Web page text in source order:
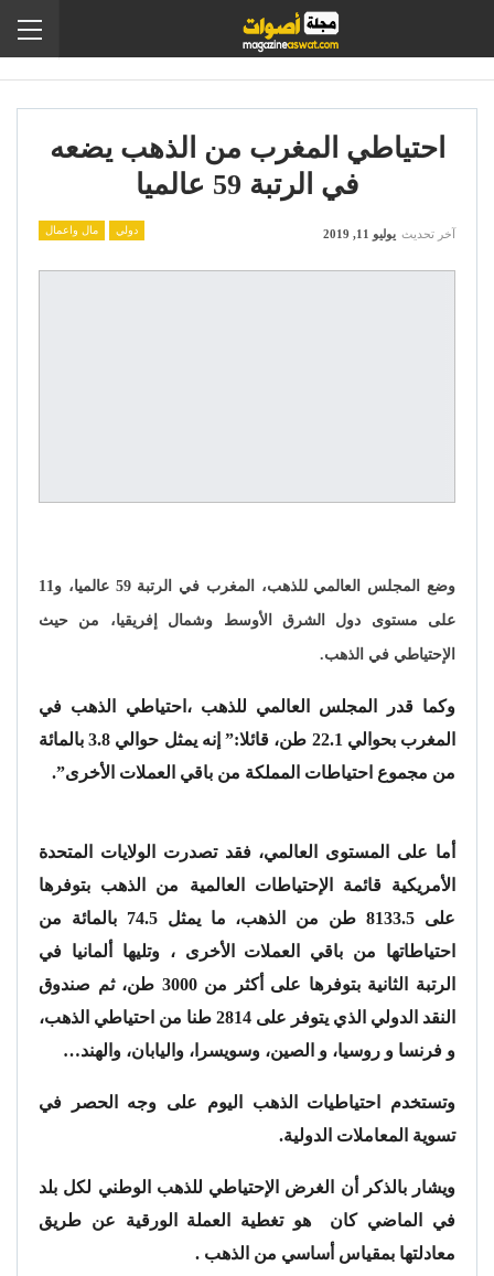
احتياطي المغرب من الذهب يضعه
في الرتبة 59 عالميا
دولي مال واعمال آخر تحديث يوليو 11, 2019
وضع المجلس العالمي للذهب، المغرب في الرتبة 59 عالميا، و11
على مستوى دول الشرق الأوسط وشمال إفريقيا، من حيث
الإحتياطي في الذهب.
وكما قدر المجلس العالمي للذهب ،احتياطي الذهب في
المغرب بحوالي 22.1 طن، قائلا:” إنه يمثل حوالي 3.8 بالمائة
من مجموع احتياطات المملكة من باقي العملات الأخرى”.
أما على المستوى العالمي، فقد تصدرت الولايات المتحدة
الأمريكية قائمة الإحتياطات العالمية من الذهب بتوفرها
على 8133.5 طن من الذهب، ما يمثل 74.5 بالمائة من
احتياطاتها من باقي العملات الأخرى ، وتليها ألمانيا في
الرتبة الثانية بتوفرها على أكثر من 3000 طن، ثم صندوق
النقد الدولي الذي يتوفر على 2814 طنا من احتياطي الذهب،
و فرنسا و روسيا، و الصين، وسويسرا، واليابان، والهند…
وتستخدم احتياطيات الذهب اليوم على وجه الحصر في
تسوية المعاملات الدولية.
ويشار بالذكر أن الغرض الإحتياطي للذهب الوطني لكل بلد
في الماضي كان هو تغطية العملة الورقية عن طريق
معادلتها بمقياس أساسي من الذهب .